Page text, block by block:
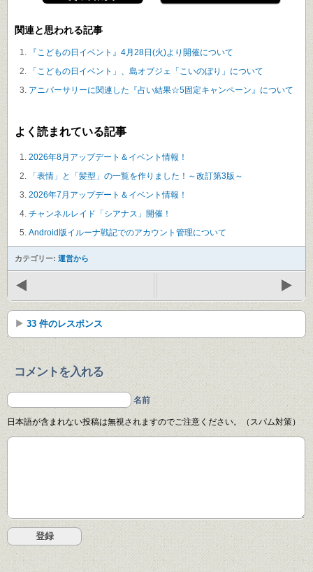
関連と思われる記事
『こどもの日イベント』4月28日(火)より開催について
「こどもの日イベント」、島オブジェ「こいのぼり」について
アニバーサリーに関連した『占い結果☆5固定キャンペーン』について
よく読まれている記事
2026年8月アップデート＆イベント情報！
「表情」と「髪型」の一覧を作りました！～改訂第3版～
2026年7月アップデート＆イベント情報！
チャンネルレイド「シアナス」開催！
Android版イルーナ戦記でのアカウント管理について
カテゴリー: 運営から
33 件のレスポンス
コメントを入れる
名前
日本語が含まれない投稿は無視されますのでご注意ください。（スパム対策）